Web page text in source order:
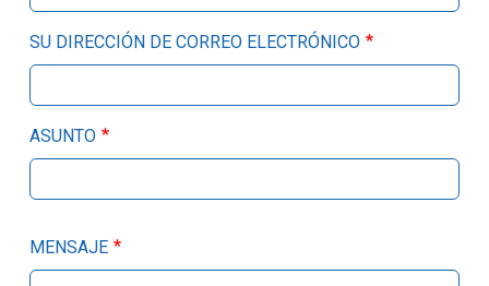
SU DIRECCIÓN DE CORREO ELECTRÓNICO
ASUNTO
MENSAJE